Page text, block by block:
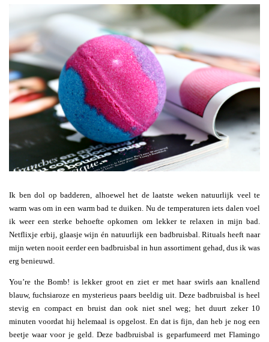
Ik ben dol op badderen, alhoewel het de laatste weken natuurlijk veel te
warm was om in een warm bad te duiken. Nu de temperaturen iets dalen voel
ik weer een sterke behoefte opkomen om lekker te relaxen in mijn bad.
Netflixje erbij, glaasje wijn én natuurlijk een badbruisbal. Rituals heeft naar
mijn weten nooit eerder een badbruisbal in hun assortiment gehad, dus ik was
erg benieuwd.
You’re the Bomb! is lekker groot en ziet er met haar swirls aan knallend
blauw, fuchsiaroze en mysterieus paars beeldig uit. Deze badbruisbal is heel
stevig en compact en bruist dan ook niet snel weg; het duurt zeker 10
minuten voordat hij helemaal is opgelost. En dat is fijn, dan heb je nog een
beetje waar voor je geld. Deze badbruisbal is geparfumeerd met Flamingo